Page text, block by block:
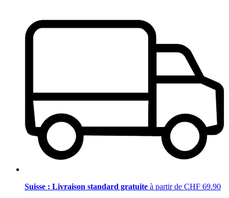
Suisse : Livraison standard gratuite à partir de CHF 69.90